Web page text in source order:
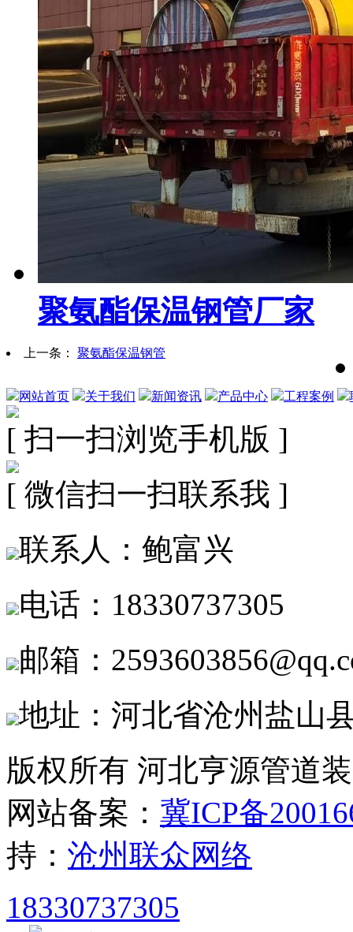
聚氨酯保温钢管厂家
上一条： 聚氨酯保温钢管
网站首页 关于我们 新闻资讯 产品中心 工程案例
[ 扫一扫浏览手机版 ]
[ 微信扫一扫联系我 ]
联系人：鲍富兴
电话：18330737305
邮箱：
地址：河北省沧州盐山
版权所有 河北亨源管道
网站备案： 冀ICP备
持： 沧州联众网络
18330737305